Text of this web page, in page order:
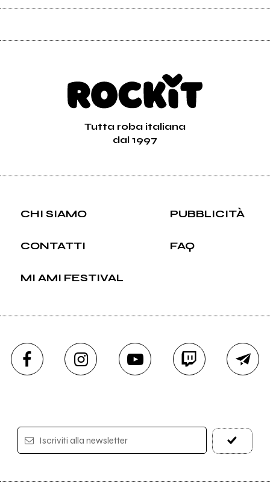
Tutta roba italiana
dal 1997
CHI SIAMO PUBBLICITÀ
CONTATTI FAQ
MI AMI FESTIVAL
Iscriviti alla newsletter